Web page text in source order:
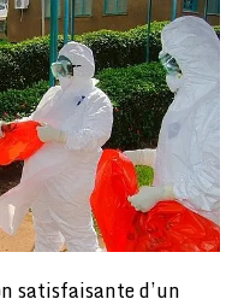
satisfaisante d’un